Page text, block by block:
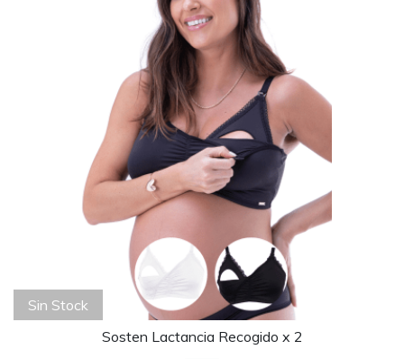
Sin Stock
Sosten Lactancia Recogido x 2